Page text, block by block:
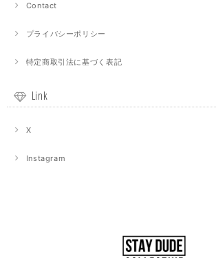
Contact
プライバシーポリシー
特定商取引法に基づく表記
Link
X
Instagram